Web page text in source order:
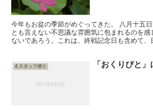
今年もお盆の季節がめぐってきた。 八月十五
とも言えない不思議な雰囲気に包まれるのを
ないであろう。これは、終戦記念日も含めて、
4.スタッフ便り 「おくりびと